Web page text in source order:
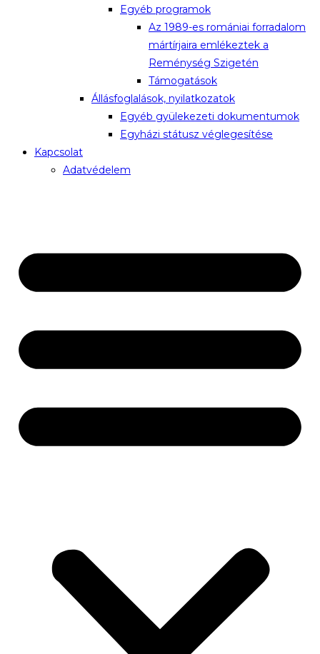
Egyéb programok
Az 1989-es romániai forradalom
mártírjaira emlékeztek a
Reménység Szigetén
Támogatások
Állásfoglalások, nyilatkozatok
Egyéb gyülekezeti dokumentumok
Egyházi státusz véglegesítése
Kapcsolat
Adatvédelem